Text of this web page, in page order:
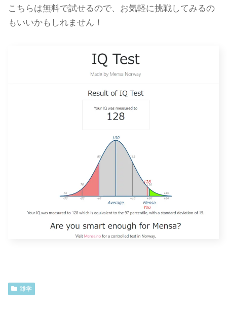
こちらは無料で試せるので、お気軽に挑戦してみるの
もいいかもしれません！
雑学